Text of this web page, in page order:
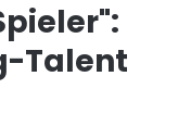
Talent